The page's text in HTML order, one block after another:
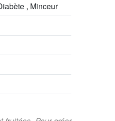
, Minceur